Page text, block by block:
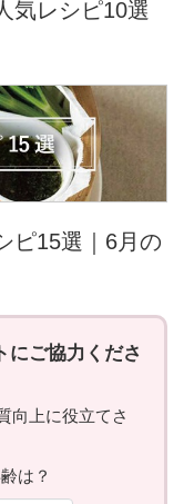
気レシピ10選
ピ15選｜6月の